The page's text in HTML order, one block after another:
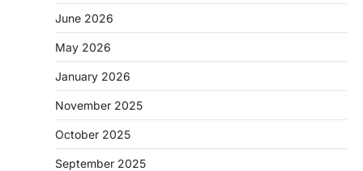
June 2026
May 2026
January 2026
November 2025
October 2025
September 2025
CHHATTISGARH
CG: 1 से 19 वर्ष तक के बच्चों को निःशुल्क दी
जाएगी एल्बेंडाजोल
More Khabar August 7, 2026
रायपुर। राष्ट्रीय कृमि मुक्ति दिवस भारत सरकार द्वारा